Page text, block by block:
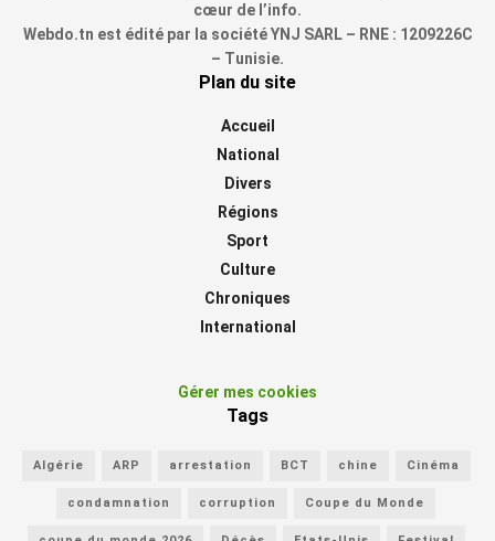
cœur de l’info.
Webdo.tn est édité par la société YNJ SARL – RNE : 1209226C
– Tunisie.
Plan du site
Accueil
National
Divers
Régions
Sport
Culture
Chroniques
International
Gérer mes cookies
Tags
Algérie ARP arrestation BCT chine Cinéma
condamnation corruption Coupe du Monde